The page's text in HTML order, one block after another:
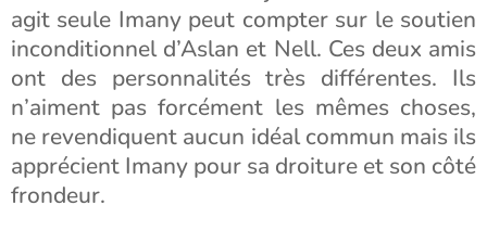
agit seule Imany peut compter sur le soutien
inconditionnel d’Aslan et Nell. Ces deux amis
ont des personnalités très différentes. Ils
n’aiment pas forcément les mêmes choses,
ne revendiquent aucun idéal commun mais ils
apprécient Imany pour sa droiture et son côté
frondeur.